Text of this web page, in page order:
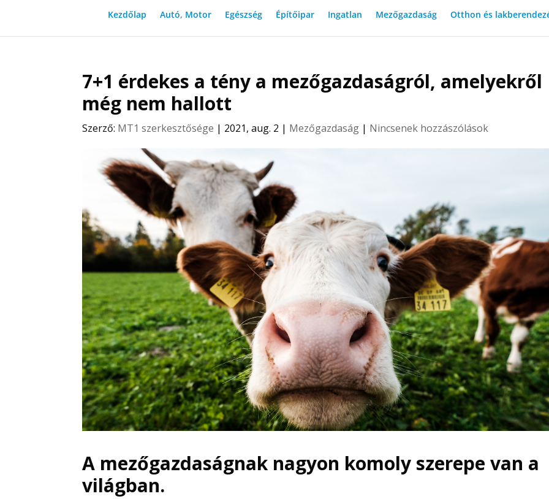
Kezdőlap Autó, Motor Egészség Építőipar Ingatlan Mezőgazdaság Otthon és
7+1 érdekes a tény a mezőgazdaságról, amelyekről
még nem hallott
Szerző: MT1 szerkesztősége | 2021, aug. 2 | Mezőgazdaság | Nincsenek hozzászólások
A mezőgazdaságnak nagyon komoly szerepe van a
világban.